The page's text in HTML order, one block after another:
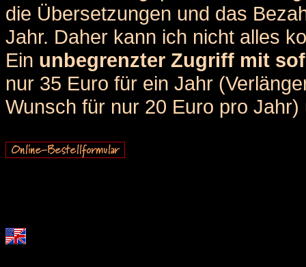
die Übersetzungen und das
Jahr. Daher kann ich nicht alles
Ein unbegrenzter Zugriff mit
nur 35 Euro für ein Jahr
Wunsch für nur 20 Euro pro